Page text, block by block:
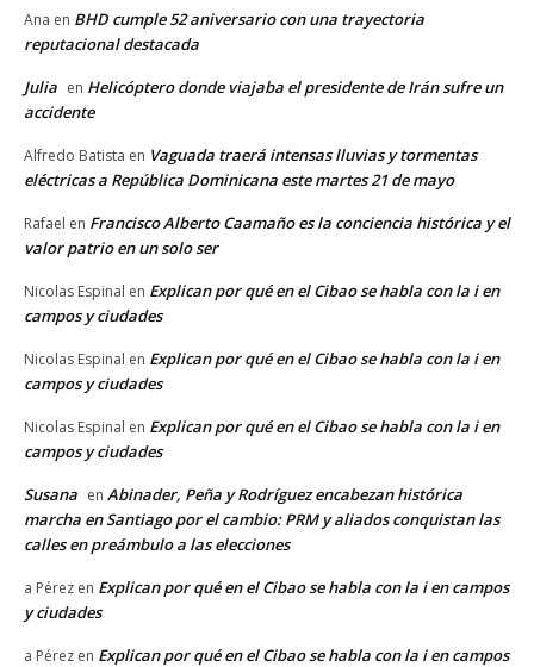
Ana en BHD cumple 52 aniversario con una trayectoria
reputacional destacada
Julia en Helicóptero donde viajaba el presidente de Irán sufre un
accidente
Alfredo Batista en Vaguada traerá intensas lluvias y tormentas
eléctricas a República Dominicana este martes 21 de mayo
Rafael en Francisco Alberto Caamaño es la conciencia histórica y el
valor patrio en un solo ser
Nicolas Espinal en Explican por qué en el Cibao se habla con la i en
campos y ciudades
Nicolas Espinal en Explican por qué en el Cibao se habla con la i en
campos y ciudades
Nicolas Espinal en Explican por qué en el Cibao se habla con la i en
campos y ciudades
Susana en Abinader, Peña y Rodríguez encabezan histórica
marcha en Santiago por el cambio: PRM y aliados conquistan las
calles en preámbulo a las elecciones
a Pérez en Explican por qué en el Cibao se habla con la i en campos
y ciudades
a Pérez en Explican por qué en el Cibao se habla con la i en campos